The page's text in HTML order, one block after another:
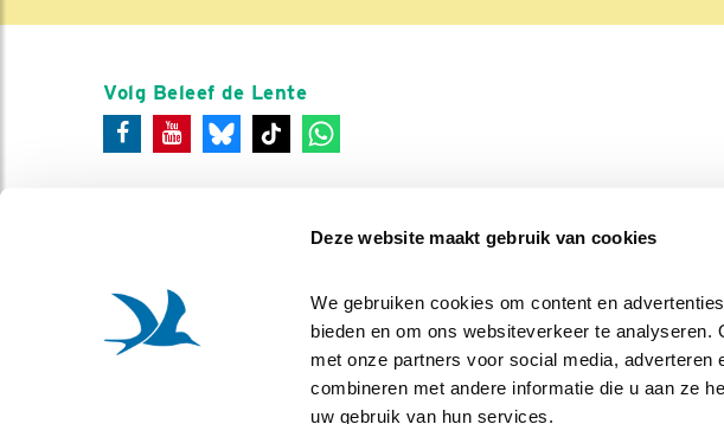
Deze website maakt gebruik van cookies
We gebruiken cookies om content en
bieden en om ons websiteverkeer te
met onze partners voor social media,
combineren met andere informatie die u aan ze
uw gebruik van hun services.
Volg Beleef de Lente